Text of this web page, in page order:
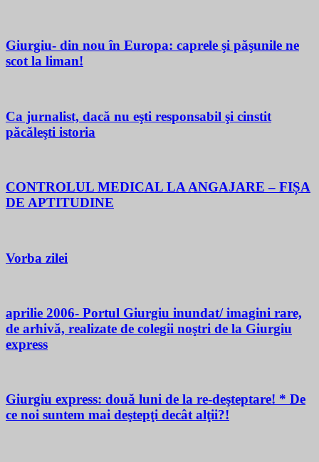
Giurgiu- din nou în Europa: caprele şi păşunile ne
scot la liman!
Ca jurnalist, dacă nu eşti responsabil şi cinstit
păcăleşti istoria
CONTROLUL MEDICAL LA ANGAJARE – FIȘA
DE APTITUDINE
Vorba zilei
aprilie 2006- Portul Giurgiu inundat/ imagini rare,
de arhivă, realizate de colegii noştri de la Giurgiu
express
Giurgiu express: două luni de la re-deşteptare! * De
ce noi suntem mai deştepţi decât alţii?!